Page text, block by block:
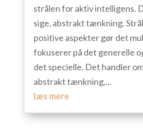
strålen for aktiv intelligens.
sige, abstrakt tænkning.
positive aspekter gør det
fokuserer på det generelle
det specielle. Det handler
abstrakt tænkning,...
læs mere